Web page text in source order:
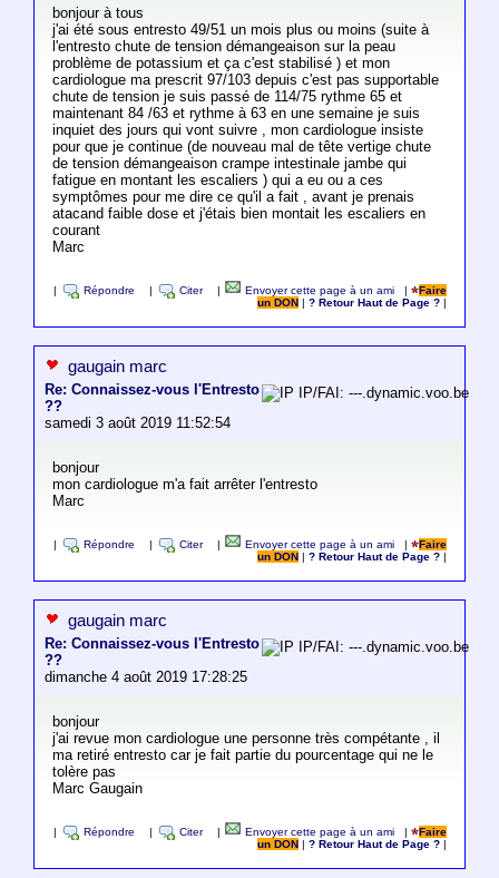
bonjour à tous
j'ai été sous entresto 49/51 un mois plus ou moins (suite à
l'entresto chute de tension démangeaison sur la peau
problème de potassium et ça c'est stabilisé ) et mon
cardiologue ma prescrit 97/103 depuis c'est pas supportable
chute de tension je suis passé de 114/75 rythme 65 et
maintenant 84 /63 et rythme à 63 en une semaine je suis
inquiet des jours qui vont suivre , mon cardiologue insiste
pour que je continue (de nouveau mal de tête vertige chute
de tension démangeaison crampe intestinale jambe qui
fatigue en montant les escaliers ) qui a eu ou a ces
symptômes pour me dire ce qu'il a fait , avant je prenais
atacand faible dose et j'étais bien montait les escaliers en
courant
Marc
Répondre Citer Envoyer cette page à un ami |
Faire
un DON
|? Retour Haut de Page ?
gaugain marc
Re: Connaissez-vous l'Entresto
??
samedi 3 août 2019 11:52:54
IP/FAI: ---.dynamic.voo.be
bonjour
mon cardiologue m'a fait arrêter l'entresto
Marc
Répondre Citer Envoyer cette page à un ami |
Faire
un DON
|? Retour Haut de Page ?
gaugain marc
Re: Connaissez-vous l'Entresto
??
dimanche 4 août 2019 17:28:25
IP/FAI: ---.dynamic.voo.be
bonjour
j'ai revue mon cardiologue une personne très compétante , il
ma retiré entresto car je fait partie du pourcentage qui ne le
tolère pas
Marc Gaugain
Répondre Citer Envoyer cette page à un ami |
Faire
un DON
|? Retour Haut de Page ?